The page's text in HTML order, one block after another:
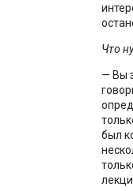
Что
— Вы
был